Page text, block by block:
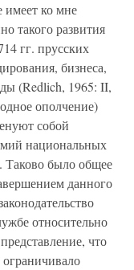
имеет ко мне
такого развития
гг. прусских
бизнеса,
(Redlich, 1965: II,
ополчение)
собой
национальных
Таково было общее
данного
относительно
что